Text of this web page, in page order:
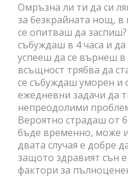
Омръзна ли ти да си
за безкрайната нощ,
се опитваш да
събуждаш в 4 часа и
успееш да се върнеш в
всъщност трябва да
се събуждаш уморен и
ежедневни задачи да
непреодолими
Вероятно страдаш от
бъде временно, може
двата случая е добре
защото здравият сън
фактори за